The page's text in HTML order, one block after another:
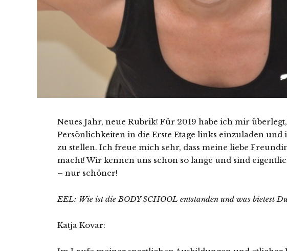
Neues Jahr, neue Rubrik! Für 2019 habe ich mir
Persönlichkeiten in die Erste Etage links einzuladen und
zu stellen. Ich freue mich sehr, dass meine liebe
macht! Wir kennen uns schon so lange und sind
– nur schöner!
EEL: Wie ist die BODY SCHOOL entstanden und was bietest
Katja Kovar: